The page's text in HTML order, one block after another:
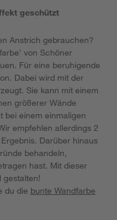
geschützt
Anstrich gebrauchen?
von Schöner
Für eine beruhigende
Dabei wird mit der
Sie kann mit einem
größerer Wände
bei einem einmaligen
empfehlen allerdings 2
Darüber hinaus
behandeln,
hast. Mit dieser
gestalten!
du die bunte Wandfarbe